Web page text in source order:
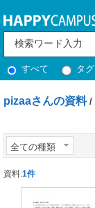
すべて タグ
pizaaさんの資料 /
全ての種類
資料:1件